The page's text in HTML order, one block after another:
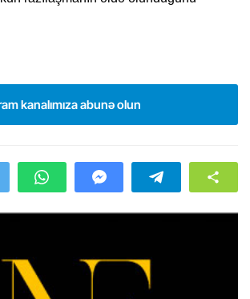
kanalımıza abunə olun